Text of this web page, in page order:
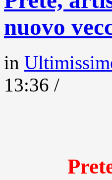
nuovo
in
13:36 /